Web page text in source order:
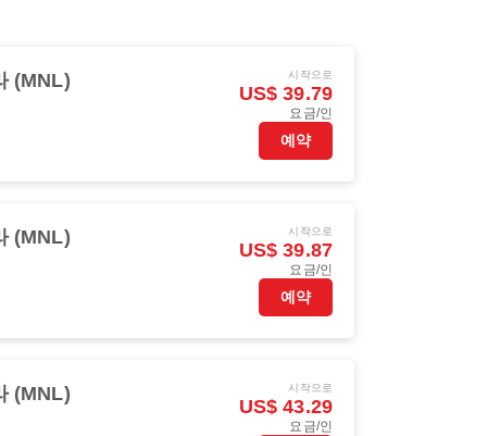
(MNL) 시작으로
US$ 39.79
요금/인
예약
(MNL) 시작으로
US$ 39.87
요금/인
예약
(MNL) 시작으로
US$ 43.29
요금/인